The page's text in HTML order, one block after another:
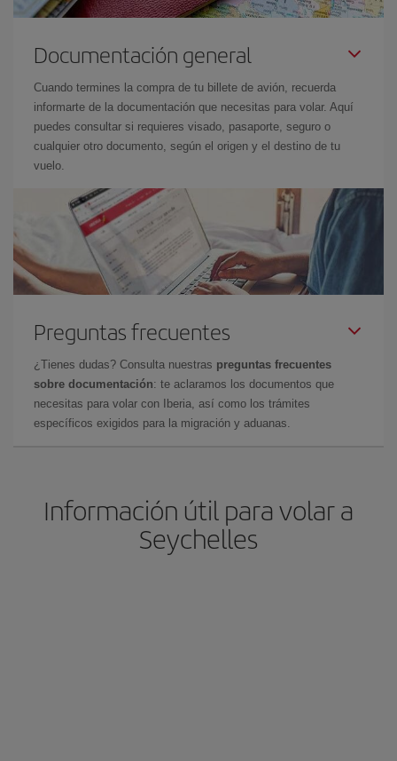
Documentación general
Cuando termines la compra de tu billete de avión, recuerda
informarte de la documentación que necesitas para volar. Aquí
puedes consultar si requieres visado, pasaporte, seguro o
cualquier otro documento, según el origen y el destino de tu
vuelo.
Preguntas frecuentes
¿Tienes dudas? Consulta nuestras preguntas frecuentes
sobre documentación: te aclaramos los documentos que
necesitas para volar con Iberia, así como los trámites
específicos exigidos para la migración y aduanas.
Información útil para volar a
Seychelles